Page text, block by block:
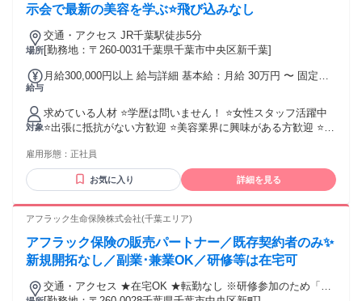
ードで探す方にも ＿.＿.＿.＿.＿.＿.＿.＿.＿.＿.＿.＿.＿.＿ ・
ンナー（FP） ・保険セールス、保険営業 ・ルート営業、パ
ートナー営業 ・代理店サポート営業、代理店営業 ・生保営
ス、個人事業主、独立支援 ・高収入、成果報酬、歩合制 ・既
リテール営業 ・飛び込み営業なし、新規開拓なし ・50代･60
代活躍中 ・早期退職、定年後の仕事 ・ずっと働ける仕事 ・
者OK ＊業界未経験OK･職種未経験OK ＊経験者歓迎･有資格
者歓迎 ＊高卒･大学卒など学歴不問 ＊中高年･ミドルシニア活
躍中 ＊主婦･主夫歓迎（ブランクOK） ＊管理職･マネジメン
以上も応募可、50代以上も応募可
示会で最新の美容を学ぶ⭐飛び込みなし
場所
交通・アクセス JR千葉駅徒歩5分
[勤務地：〒260-0031千葉県千葉市中央区新千葉]
給与
月給300,000円以上 給与詳細 基本給：月給 30万円 〜 固定残
勤・家族手当金額：なし 全員に一律で支払われるその他手当
金額：なし ・みなし残業含む(10h) 14250円 ・賞与あり(業績
による)
対象
求めている人材 ⭐学歴は問いません！ ⭐女性スタッフ活躍中
⭐出張に抵抗がない方歓迎 ⭐美容業界に興味がある方歓迎 ⭐営
歓迎！ ＊＊＊＊＊＊＊＊＊＊ こんな方にぜひ♪ ＊＊＊＊＊＊
＊＊＊＊ ✅人と話すことが好き ✅コミュニケーションを大切
にできる ✅美容やコスメに興味がある ✅いろいろな場所へ行
の雰囲気・文化に興味がある ✅化粧品・美容に興味がある方
ッタリの環境です✨ 年齢の条件と理由：あり（例外事由3号の
イ・44歳まで（長期勤続によるキャリア形成のため））
雇用形態： 正社員
お気に入り 詳細を見る
アフラック生命保険株式会社(千葉エリア)
アフラック保険の販売パートナー／既存契約者のみ✨
新規開拓なし／副業･兼業OK／研修等は在宅可
交通・アクセス ★在宅OK ★転勤なし ※研修参加のため「新